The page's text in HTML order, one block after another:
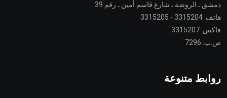
دمشق ـ الروضة ـ شارع قاسم أمين ـ رقم 39
هاتف: 3315204 - 3315205
فاكس: 3315207
ص.ب: 7296
روابط متنوعة